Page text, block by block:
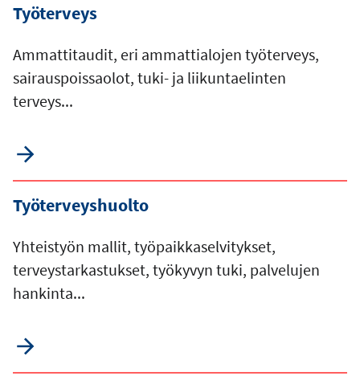
Työterveys
Ammattitaudit, eri ammattialojen työterveys,
sairauspoissaolot, tuki- ja liikuntaelinten
terveys...
Työterveyshuolto
Yhteistyön mallit, työpaikkaselvitykset,
terveystarkastukset, työkyvyn tuki, palvelujen
hankinta...